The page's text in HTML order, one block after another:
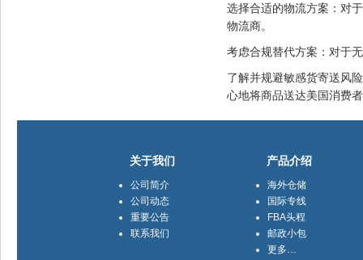
选择合适的物流方案：对
物流商。
考虑合规替代方案：对于
了解并规避敏感货寄送风
心地将商品送达美国消费
关于我们
公司简介
公司动态
重要公告
联系我们
产品介绍
海外仓储
国际专线
FBA头程
邮政小包
更多…